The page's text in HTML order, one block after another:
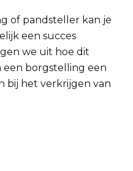
of pandsteller kan je
een succes
we uit hoe dit
een borgstelling een
bij het verkrijgen van